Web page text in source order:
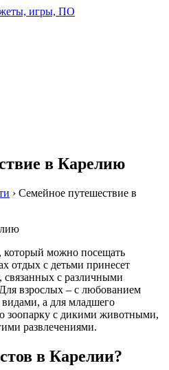
в Карелию
› Семейное путешествие в
который можно посещать
отдых с детьми принесет
с различными
взрослых – с любованием
а для младшего
зоопарку с дикими животными,
развлечениями.
в Карелии?